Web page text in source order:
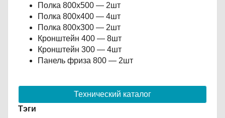
Полка 800х500 — 2шт
Полка 800х400 — 4шт
Полка 800х300 — 2шт
Кронштейн 400 — 8шт
Кронштейн 300 — 4шт
Панель фриза 800 — 2шт
Технический каталог
Тэги